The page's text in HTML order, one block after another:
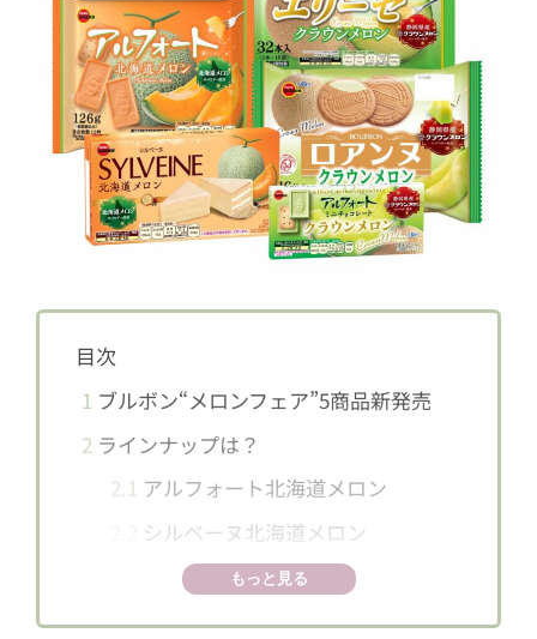
目次
1 ブルボン“メロンフェア”5商品新発売
2 ラインナップは？
2.1 アルフォート北海道メロン
シルベーヌ北海道メロン
エリーゼクラウンメロン
2.4ロアンヌクラウンメロン
もっと見る